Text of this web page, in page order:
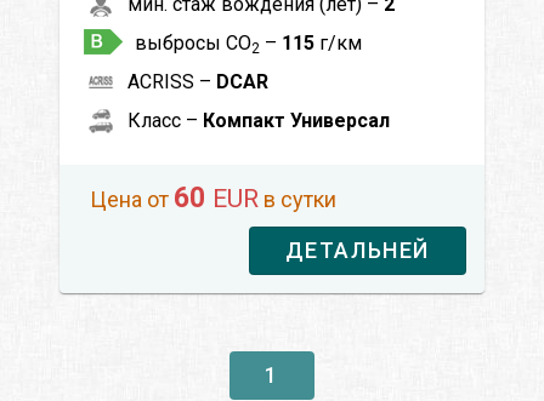
выбросы CO2 – 115 г/км
ACRISS – DCAR
Класс – Компакт Универсал
Цена от 60 EUR в сутки
ДЕТАЛЬНЕЙ
1